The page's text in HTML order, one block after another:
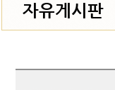
자유게시판